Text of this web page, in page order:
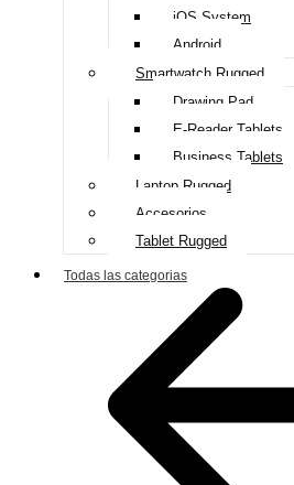
iOS System
Android
Smartwatch Rugged
Drawing Pad
E-Reader Tablets
Business Tablets
Laptop Rugged
Accesorios
Tablet Rugged
Todas las categorias